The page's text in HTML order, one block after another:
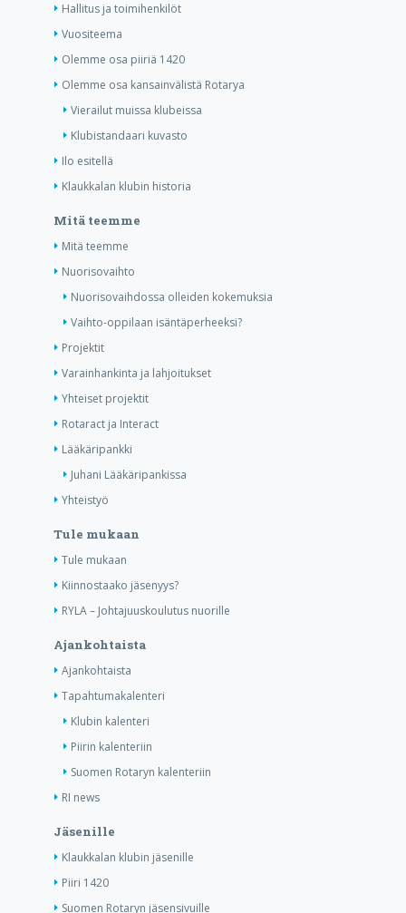
Hallitus ja toimihenkilöt
Vuositeema
Olemme osa piiriä 1420
Olemme osa kansainvälistä Rotarya
Vierailut muissa klubeissa
Klubistandaari kuvasto
Ilo esitellä
Klaukkalan klubin historia
Mitä teemme
Mitä teemme
Nuorisovaihto
Nuorisovaihdossa olleiden kokemuksia
Vaihto-oppilaan isäntäperheeksi?
Projektit
Varainhankinta ja lahjoitukset
Yhteiset projektit
Rotaract ja Interact
Lääkäripankki
Juhani Lääkäripankissa
Yhteistyö
Tule mukaan
Tule mukaan
Kiinnostaako jäsenyys?
RYLA – Johtajuuskoulutus nuorille
Ajankohtaista
Ajankohtaista
Tapahtumakalenteri
Klubin kalenteri
Piirin kalenteriin
Suomen Rotaryn kalenteriin
RI news
Jäsenille
Klaukkalan klubin jäsenille
Piiri 1420
Suomen Rotaryn jäsensivuille